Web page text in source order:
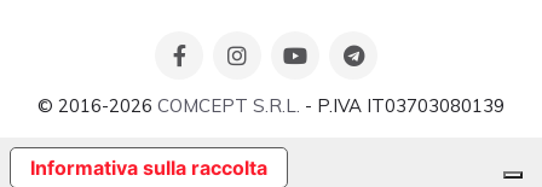
© 2016-2026 COMCEPT S.R.L. - P.IVA IT03703080139
Informativa sulla raccolta